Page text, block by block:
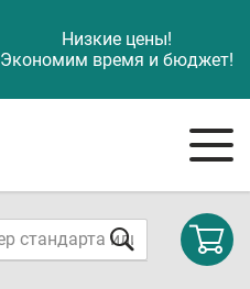
Низкие цены!
Экономим время и бюджет!